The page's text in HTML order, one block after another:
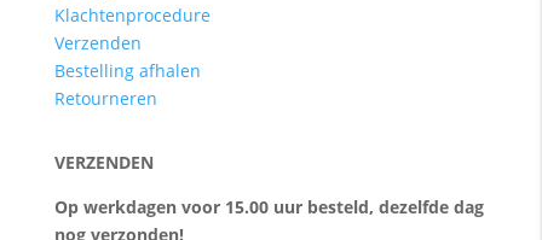
Klachtenprocedure
Verzenden
Bestelling afhalen
Retourneren
VERZENDEN
Op werkdagen voor 15.00 uur besteld, dezelfde dag
nog verzonden!